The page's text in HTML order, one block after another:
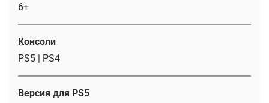
6+
Консоли
PS5 | PS4
Версия для PS5